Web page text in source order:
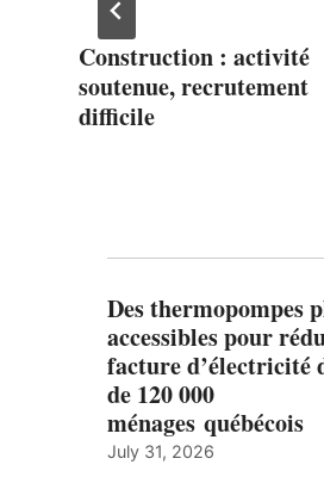
Construction : activité
soutenue, recrutement
difficile
Des thermopompes
accessibles pour
facture d’électricité
de 120 000
ménages québécois
July 31, 2026